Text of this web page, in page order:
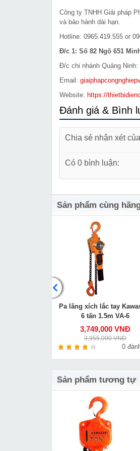
Công ty TNHH Giải pháp
và bảo hành dài hạn.
Hotline: 0965.419.555 or
Đ/c 1: Số 82 Ngõ 651
Đ/c chi nhánh Quảng
Email:
Website: https://
Đánh giá & Bình
Chia sẻ nhận xét
Có 0 bình luận:
Sản phẩm cùng
Pa lăng xích lắc tay
6 tấn 1.5m VA-6
3,749,000 VNĐ
3,955,000 VNĐ
0
Sản phẩm tương tự